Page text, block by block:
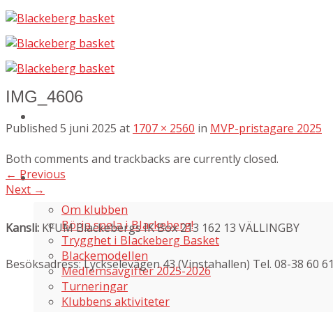
Skip
content
Om oss
Om klubben
Börja spela i Blackeberg!
Trygghet i Blackeberg Basket
Blackemodellen
Medlemsavgifter 2025-2026
Turneringar
Klubbens aktiviteter
IMG_4606
Published 5 juni 2025 at 1707 × 2560 in MVP-pristagare 2025
Both comments and trackbacks are currently closed.
← Previous
Next →
Kansli: KFUM Blackebergs IK Box 213 162 13 VÄLLINGBY
Besöksadress: Lyckselevägen 43 (Vinstahallen) Tel. 08-38 60 61